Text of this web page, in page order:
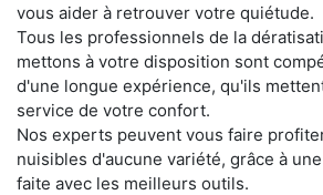
vous aider à retrouver votre quiétude.
Tous les professionnels de la
mettons à votre disposition sont
d'une longue expérience, qu'ils
service de votre confort.
Nos experts peuvent vous faire
nuisibles d'aucune variété, grâce à
faite avec les meilleurs outils.